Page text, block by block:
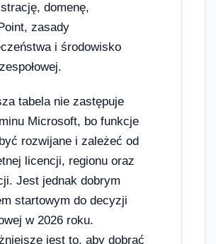
domenę,
zasady
i środowisko
tabela nie zastępuje
Microsoft, bo funkcje
rozwijane i zależeć od
licencji, regionu oraz
Jest jednak dobrym
startowym do decyzji
w 2026 roku.
jest to, aby dobrać